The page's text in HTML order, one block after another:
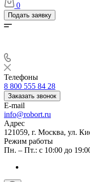
0
Подать заявку
Телефоны
8 800 555 84 28
Заказать звонок
E-mail
info@robort.ru
Адрес
121059, г. Москва, ул.
Режим работы
Пн. – Пт.: с 10:00 до